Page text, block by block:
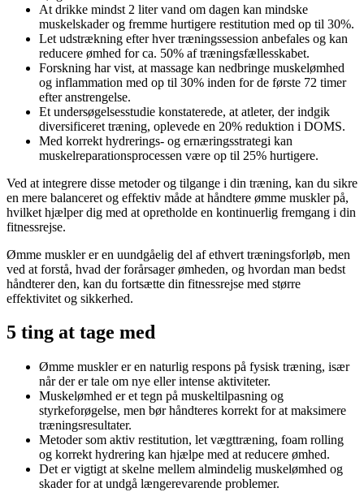
At drikke mindst 2 liter vand om dagen kan mindske
muskelskader og fremme hurtigere restitution med op til 30%.
Let udstrækning efter hver træningssession anbefales og kan
reducere ømhed for ca. 50% af træningsfællesskabet.
Forskning har vist, at massage kan nedbringe muskelømhed
og inflammation med op til 30% inden for de første 72 timer
efter anstrengelse.
Et undersøgelsesstudie konstaterede, at atleter, der indgik
diversificeret træning, oplevede en 20% reduktion i DOMS.
Med korrekt hydrerings- og ernæringsstrategi kan
muskelreparationsprocessen være op til 25% hurtigere.
Ved at integrere disse metoder og tilgange i din træning, kan du sikre
en mere balanceret og effektiv måde at håndtere ømme muskler på,
hvilket hjælper dig med at opretholde en kontinuerlig fremgang i din
fitnessrejse.
Ømme muskler er en uundgåelig del af ethvert træningsforløb, men
ved at forstå, hvad der forårsager ømheden, og hvordan man bedst
håndterer den, kan du fortsætte din fitnessrejse med større
effektivitet og sikkerhed.
5 ting at tage med
Ømme muskler er en naturlig respons på fysisk træning, især
når der er tale om nye eller intense aktiviteter.
Muskelømhed er et tegn på muskeltilpasning og
styrkeforøgelse, men bør håndteres korrekt for at maksimere
træningsresultater.
Metoder som aktiv restitution, let vægttræning, foam rolling
og korrekt hydrering kan hjælpe med at reducere ømhed.
Det er vigtigt at skelne mellem almindelig muskelømhed og
skader for at undgå længerevarende problemer.